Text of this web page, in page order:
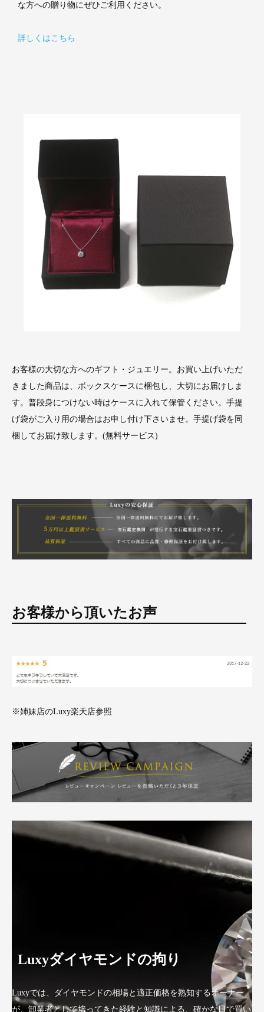
な方への贈り物にぜひご利用ください。
詳しくはこちら
お客様の大切な方へのギフト・ジュエリー。お買い上げいただ
きました商品は、ボックスケースに梱包し、大切にお届けしま
す。普段身につけない時はケースに入れて保管ください。手提
げ袋がご入り用の場合はお申し付け下さいませ。手提げ袋を同
梱してお届け致します。(無料サービス)
お客様から頂いたお声
※姉妹店のLuxy楽天店参照
Luxyダイヤモンドの拘り
Luxyでは、ダイヤモンドの相場と適正価格を熟知するオーナー
が、卸業者として培ってきた経験と知識による、確かな目で買い